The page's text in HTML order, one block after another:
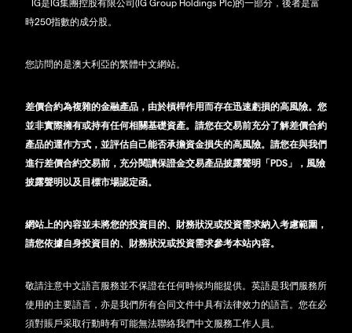
IG是IG集團控股有限公司(IG Group Holdings Plc)的一部分，後者是富
時250指數的成分股。
您訪問的是澳大利亞的繁體中文網站。
差價合約為複雜的金融產品，由於槓桿作用而存在迅速虧損的高風險。您
並非實際擁有或持有任何相關基礎資產。請您在交易前充分了解差價合約
產品的運作方式，並評估自己能否承擔資金損失的高風險。請您在與我們
進行差價合約交易前，充分閱讀保證金交易產品披露聲明「PDS」，風險
披露聲明以及目標市場認定函。
網站上的內容並未將您的投資目的、財務狀況或投資需求納入考慮範圍，
請您依據自身投資目的、財務狀況或投資需求參考本站內容。
敬請注意中文語言服務並不保證在任何時候均能提供。英語是我們服務所
使用的主要語言，亦是我們所有合同文件中具有法律效力的語言。您在必
須對賬戶采取行動時有可能無法聯絡我們中文服務工作人員。